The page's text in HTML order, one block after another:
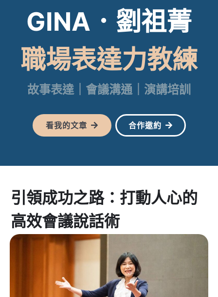
GINA．劉祖菁
職場表達力教練
故事表達｜會議溝通｜演講培訓
看我的文章 合作邀約
引領成功之路：打動人心的
高效會議說話術